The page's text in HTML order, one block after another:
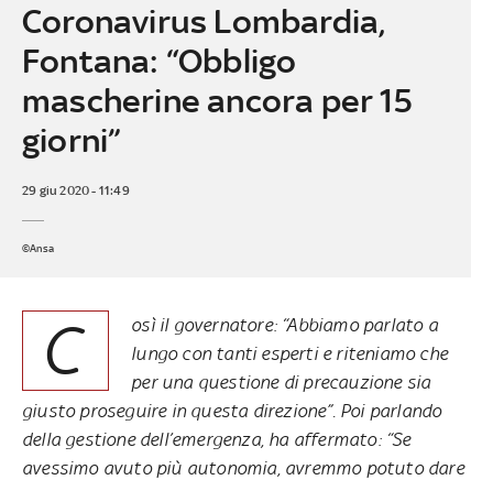
Coronavirus Lombardia,
Fontana: “Obbligo
mascherine ancora per 15
giorni”
29 giu 2020 - 11:49
©Ansa
C
osì il governatore: “Abbiamo parlato a
lungo con tanti esperti e riteniamo che
per una questione di precauzione sia
giusto proseguire in questa direzione”. Poi parlando
della gestione dell’emergenza, ha affermato: “Se
avessimo avuto più autonomia, avremmo potuto dare